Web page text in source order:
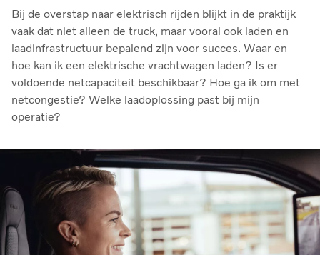
Bij de overstap naar elektrisch rijden blijkt in de praktijk
vaak dat niet alleen de truck, maar vooral ook laden en
laadinfrastructuur bepalend zijn voor succes. Waar en
hoe kan ik een elektrische vrachtwagen laden? Is er
voldoende netcapaciteit beschikbaar? Hoe ga ik om met
netcongestie? Welke laadoplossing past bij mijn
operatie?